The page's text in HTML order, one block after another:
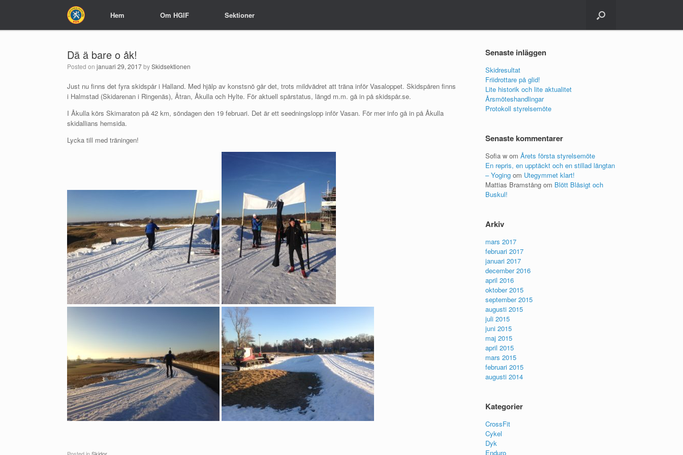
Hem Om HGIF Sektioner
Hem Om HGIF Sektioner
Dä ä bare o åk!
Posted on januari 29, 2017bySkidsektionen
Just nu finns det fyra skidspår i Halland. Med hjälp av konstsnö går det, trots mildvädret att träna inför Vasaloppet. Skidspåren finns
i Halmstad (Skidarenan i Ringenäs), Ätran, Åkulla och Hylte. För aktuell spårstatus, längd m.m. gå in på skidspår.se.
I Åkulla körs Skimaraton på 42 km, söndagen den 19 februari. Det är ett seedningslopp inför Vasan. För mer info gå in på Åkulla
skidallians hemsida.
Lycka till med träningen!
Posted inSkidor.
Senaste inläggen
Skidresultat
Friidrottare på glid!
Lite historik och lite aktualitet
Årsmöteshandlingar
Protokoll styrelsemöte
Senaste kommentarer
Sofia w omÅrets första styrelsemöte
En repris, en upptäckt och en stillad längtan
– Yoging om Utegymmet klart!
Mattias Bramstång om Blött Blåsigt och
Buskul!
Arkiv
mars 2017
februari 2017
januari 2017
december 2016
april 2016
oktober 2015
september 2015
augusti 2015
juli 2015
juni 2015
maj 2015
april 2015
mars 2015
februari 2015
augusti 2014
Kategorier
CrossFit
Cykel
Dyk
Enduro